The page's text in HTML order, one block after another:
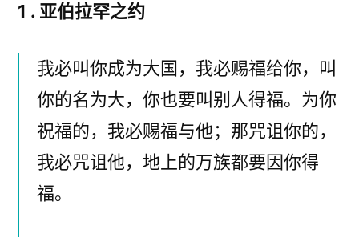
1 . 亚伯拉罕之约
我必叫你成为大国，我必赐福给你，叫
你的名为大，你也要叫别人得福。为你
祝福的，我必赐福与他；那咒诅你的，
我必咒诅他，地上的万族都要因你得
福。